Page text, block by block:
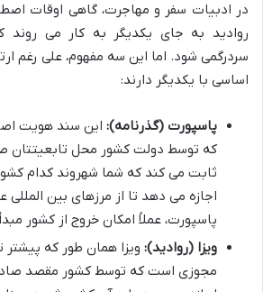
در ادبیات سفر و مهاجرت، گاهی اوقات
روادید به جای یکدیگر به کار می روند
سردرگمی شود. اما این سه مفهوم، علی رغم
اساسی با یکدیگر دارند:
پاسپورت (گذرنامه): این سند هویت
که توسط دولت کشور محل تابعیتتان
ثابت می کند که شما شهروند کدام
اجازه می دهد تا از مرزهای بین المللی
پاسپورت، عملاً امکان خروج از کشور
ویزا (روادید): ویزا همان طور که
مجوزی است که توسط کشور مقصد